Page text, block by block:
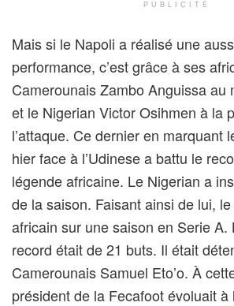
PUBLICITÉ
Mais si le Napoli a réalisé une
performance, c’est grâce à ses
Camerounais Zambo Anguissa au
et le Nigerian Victor Osihmen à la
l’attaque. Ce dernier en marquant
hier face à l’Udinese a battu le
légende africaine. Le Nigerian a
de la saison. Faisant ainsi de lui,
africain sur une saison en Serie A.
record était de 21 buts. Il était
Camerounais Samuel Eto’o. À
président de la Fecafoot évoluait à